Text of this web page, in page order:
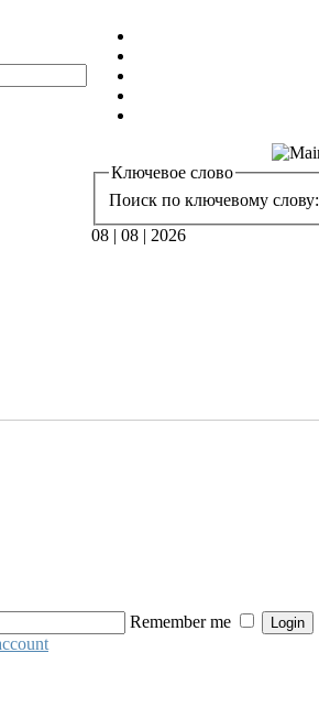
Ключевое слово
Поиск по ключевому слову:
08 | 08 | 2026
Remember me